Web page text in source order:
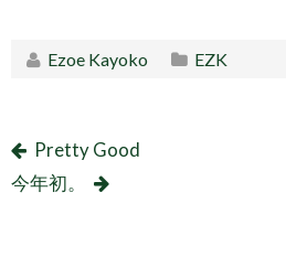
Ezoe Kayoko EZK
Pretty Good
今年初。